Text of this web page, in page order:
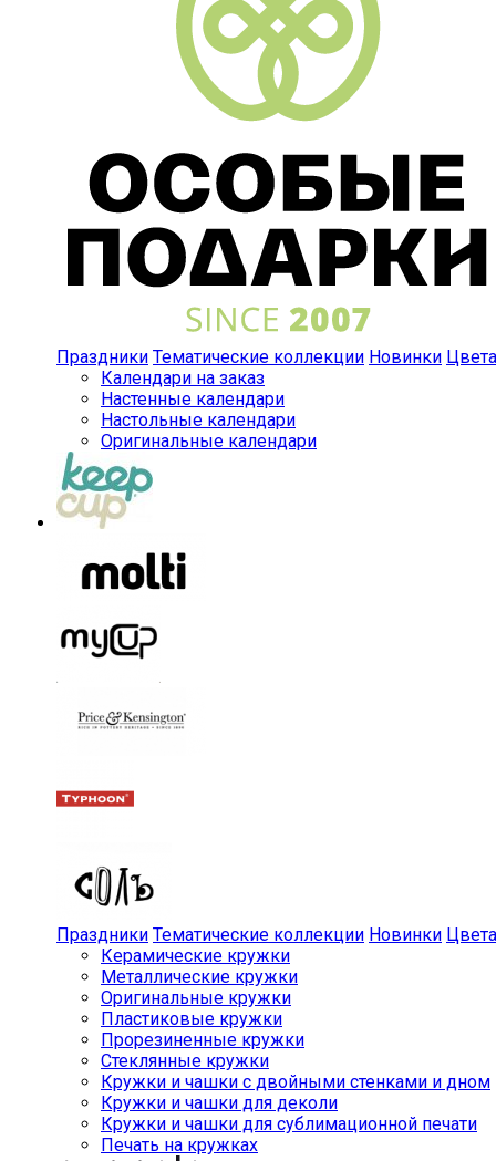
Праздники Тематические коллекции Новинки Цвета
Календари на заказ
Настенные календари
Настольные календари
Оригинальные календари
Праздники Тематические коллекции Новинки Цвета
Керамические кружки
Металлические кружки
Оригинальные кружки
Пластиковые кружки
Прорезиненные кружки
Стеклянные кружки
Кружки и чашки с двойными стенками и дном
Кружки и чашки для деколи
Кружки и чашки для сублимационной печати
Печать на кружках